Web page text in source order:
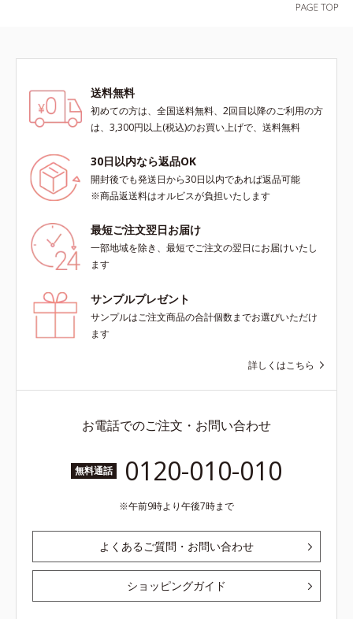
送料無料
初めての方は、全国送料無料、2回目以降のご利用の方
は、3,300円以上(税込)のお買い上げで、送料無料
30日以内なら返品OK
開封後でも発送日から30日以内であれば返品可能
※商品返送料はオルビスが負担いたします
最短ご注文翌日お届け
一部地域を除き、最短でご注文の翌日にお届けいたし
ます
サンプルプレゼント
サンプルはご注文商品の合計個数までお選びいただけ
ます
詳しくはこちら
お電話でのご注文・お問い合わせ
無料通話 0120-010-010
午前9時より午後7時まで
よくあるご質問・お問い合わせ
ショッピングガイド